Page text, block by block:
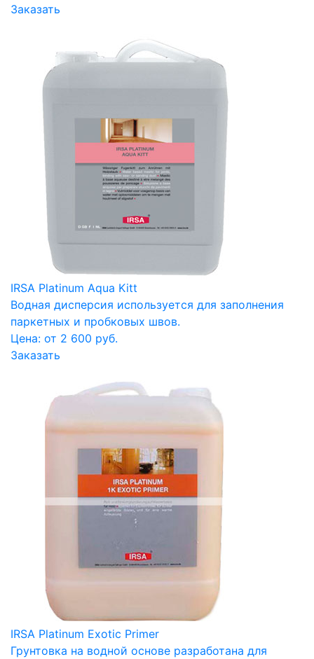
Заказать
IRSA Platinum Aqua Kitt
Водная дисперсия используется для заполнения
паркетных и пробковых швов.
Цена: от 2 600 руб.
Заказать
IRSA Platinum Exotic Primer
Грунтовка на водной основе разработана для